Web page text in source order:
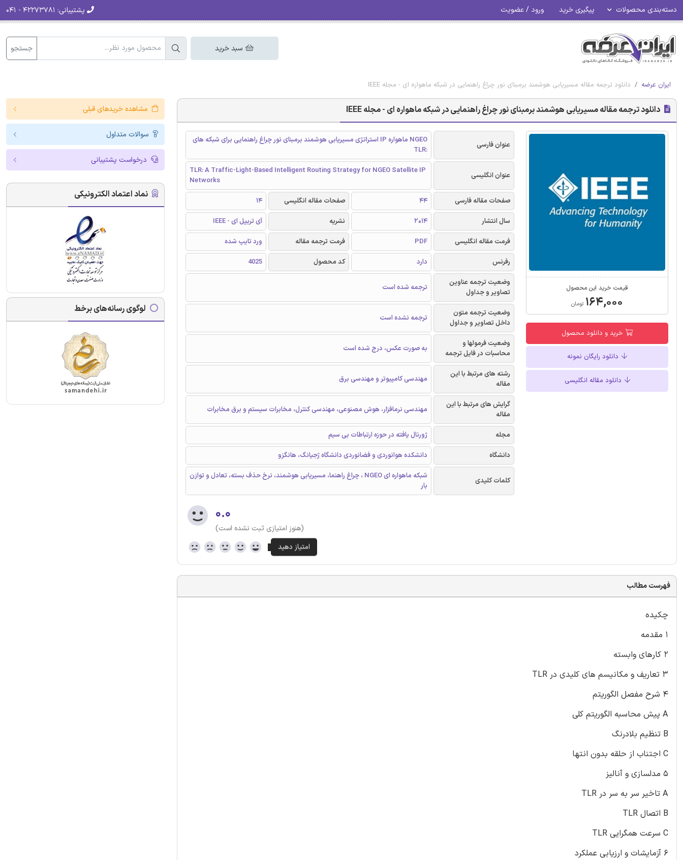
دسته‌بندی محصولات پیگیری خرید ورود / عضویت پشتیبانی:
سبد خرید جستجو
ایران عرضه دانلود ترجمه مقاله مسیریابی هوشمند برمبنای نور چراغ راهنمایی در شبکه ماهواره ای - مجله IEEE
دانلود ترجمه مقاله مسیریابی هوشمند برمبنای نور چراغ راهنمایی در شبکه ماهواره ای - مجله IEEE
قیمت خرید این محصول
۱۶۴,۰۰۰ تومان
خرید و دانلود محصول
دانلود رایگان نمونه
دانلود مقاله انگلیسی
عنوان فارسی
NGEO ماهواره IP استراتژی مسیریابی هوشمند برمبنای نور چراغ راهنمایی برای شبکه های
:TLR
عنوان انگلیسی
TLR: A Traffic-Light-Based Intelligent Routing Strategy for NGEO Satellite IP
Networks
صفحات مقاله فارسی
44 صفحات مقاله انگلیسی
14
سال انتشار
2014 نشریه
آی تریپل ای - IEEE
فرمت مقاله انگلیسی
PDF فرمت ترجمه مقاله
ورد تایپ شده
رفرنس
دارد کد محصول
4025
وضعیت ترجمه عناوین
تصاویر و جداول
ترجمه شده است
وضعیت ترجمه متون
داخل تصاویر و جداول
ترجمه نشده است
وضعیت فرمولها و
محاسبات در فایل ترجمه
به صورت عکس، درج شده است
رشته های مرتبط با این
مقاله
مهندسی کامپیوتر و مهندسی برق
گرایش های مرتبط با این
مقاله
مهندسی نرمافزار، هوش مصنوعی، مهندسی کنترل، مخابرات سیستم و برق مخابرات
مجله
ژورنال یافته در حوزه ارتباطات بی سیم
دانشگاه
دانشکده هوانوردی و فضانوردی دانشگاه ژجیانگ، هانگزو
کلمات کلیدی
شبکه ماهواره ای NGEO ، چراغ راهنما، مسیریابی هوشمند، نرخ حذف بسته، تعادل و توازن
بار
۰.۰
(هنوز امتیازی ثبت نشده است)
فهرست مطالب
چکیده
۱ مقدمه
۲ کارهای وابسته
۳ تعاریف و مکانیسم های کلیدی در TLR
۴ شرح مفصل الگوریتم
A پیش محاسبه الگوریتم کلی
B تنظیم بلادرنگ
C اجتناب از حلقه بدون انتها
۵ مدلسازی و آنالیز
A تاخیر سر به سر در TLR
B اتصال TLR
C سرعت همگرایی TLR
۶ آزمایشات و ارزیابی عملکرد
مشاهده خریدهای قبلی
سوالات متداول
درخواست پشتیبانی
نماد اعتماد الکترونیکی
لوگوی رسانه‌های برخط